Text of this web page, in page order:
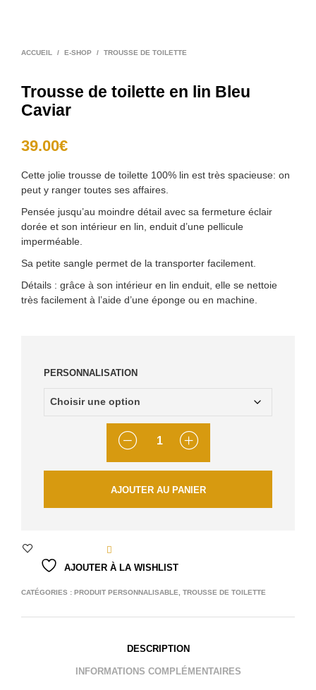
ACCUEIL / E-SHOP / TROUSSE DE TOILETTE
Trousse de toilette en lin Bleu
Caviar
39.00€
Cette jolie trousse de toilette 100% lin est très spacieuse: on
peut y ranger toutes ses affaires.
Pensée jusqu’au moindre détail avec sa fermeture éclair
dorée et son intérieur en lin, enduit d’une pellicule
imperméable.
Sa petite sangle permet de la transporter facilement.
Détails : grâce à son intérieur en lin enduit, elle se nettoie
très facilement à l’aide d’une éponge ou en machine.
PERSONNALISATION
QUANTITÉ
AJOUTER AU PANIER
AJOUTER À LA WISHLIST
CATÉGORIES : PRODUIT PERSONNALISABLE, TROUSSE DE TOILETTE
DESCRIPTION
INFORMATIONS COMPLÉMENTAIRES